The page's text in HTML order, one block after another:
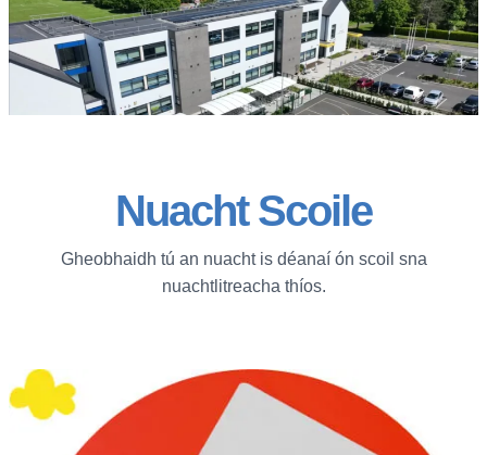
Nuacht Scoile
Gheobhaidh tú an nuacht is déanaí ón scoil sna
nuachtlitreacha thíos.